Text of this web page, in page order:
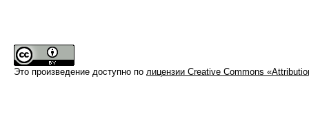
Это произведение доступно по лицензии Creative Commons